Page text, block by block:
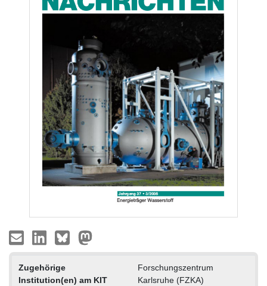
Zugehörige
Institution(en) am KIT
Forschungszentrum
Karlsruhe (FZKA)